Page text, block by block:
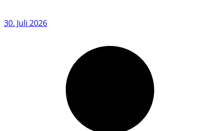
30. Juli 2026